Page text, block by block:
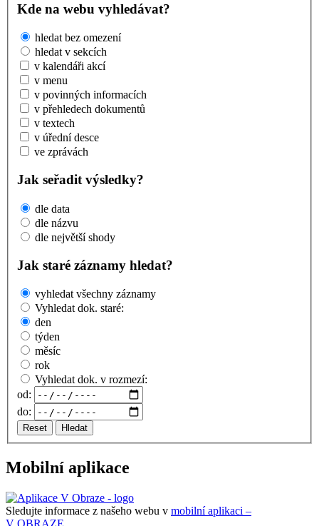
Kde na webu vyhledávat?
hledat bez omezení
hledat v sekcích
v kalendáři akcí
v menu
v povinných informacích
v přehledech dokumentů
v textech
v úřední desce
ve zprávách
Jak seřadit výsledky?
dle data
dle názvu
dle největší shody
Jak staré záznamy hledat?
vyhledat všechny záznamy
Vyhledat dok. staré:
den
týden
měsíc
rok
Vyhledat dok. v rozmezí:
od:
do:
Reset Hledat
Mobilní aplikace
Sledujte informace z našeho webu v mobilní aplikaci –